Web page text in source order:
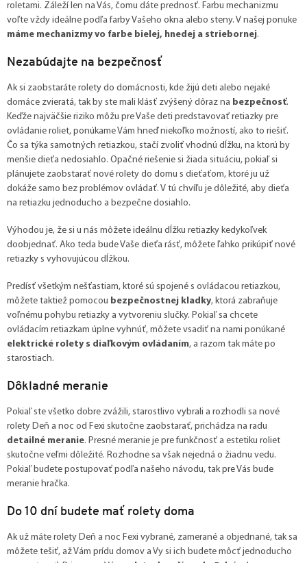
roletami. Záleží len na Vás, čomu dáte prednosť. Farbu mechanizmu
voľte vždy ideálne podľa farby Vašeho okna alebo steny. V našej ponuke
máme mechanizmy vo farbe bielej, hnedej a striebornej.
Nezabúdajte na bezpečnosť
Ak si zaobstaráte rolety do domácnosti, kde žijú deti alebo nejaké
domáce zvieratá, tak by ste mali klásť zvýšený dôraz na bezpečnosť.
Keďže najväčšie riziko môžu pre Vaše deti predstavovať retiazky pre
ovládanie roliet, ponúkame Vám hneď niekoľko možností, ako to riešiť.
Čo sa týka samotných retiazkou, stačí zvoliť vhodnú dĺžku, na ktorú by
menšie dieťa nedosiahlo. Opačné riešenie si žiada situáciu, pokiaľ si
plánujete zaobstarať nové rolety do domu s dieťaťom, ktoré ju už
dokáže samo bez problémov ovládať. V tú chvíľu je dôležité, aby dieťa
na retiazku jednoducho a bezpečne dosiahlo.
Výhodou je, že si u nás môžete ideálnu dĺžku retiazky kedykoľvek
doobjednať. Ako teda bude Vaše dieťa rásť, môžete ľahko prikúpiť nové
retiazky s vyhovujúcou dĺžkou.
Predísť všetkým nešťastiam, ktoré sú spojené s ovládacou retiazkou,
môžete taktiež pomocou bezpečnostnej kladky, ktorá zabraňuje
voľnému pohybu retiazky a vytvoreniu slučky. Pokiaľ sa chcete
ovládacím retiazkam úplne vyhnúť, môžete vsadiť na nami ponúkané
elektrické rolety s diaľkovým ovládaním, a razom tak máte po
starostiach.
Dôkladné meranie
Pokiaľ ste všetko dobre zvážili, starostlivo vybrali a rozhodli sa nové
rolety Deň a noc od Fexi skutočne zaobstarať, prichádza na radu
detailné meranie. Presné meranie je pre funkčnosť a estetiku roliet
skutočne veľmi dôležité. Rozhodne sa však nejedná o žiadnu vedu.
Pokiaľ budete postupovať podľa našeho návodu, tak pre Vás bude
meranie hračka.
Do 10 dní budete mať rolety doma
Ak už máte rolety Deň a noc Fexi vybrané, zamerané a objednané, tak sa
môžete tešiť, až Vám prídu domov a Vy si ich budete môcť jednoducho